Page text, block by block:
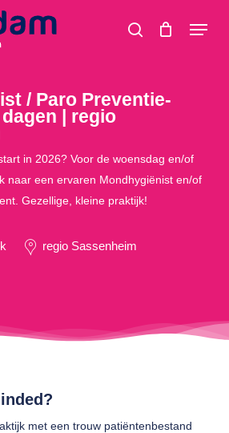
search
Menu
/ Paro Preventie-
| regio
in 2026? Voor de woensdag en/of
naar een ervaren Mondhygiënist en/of
Gezellige, kleine praktijk!
regio Sassenheim
met een trouw patiëntenbestand